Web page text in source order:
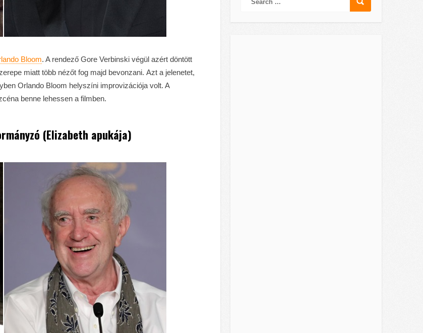
Bloom. A rendező Gore Verbinski végül azért döntött
miatt több nézőt fog majd bevonzani. Azt a jelenetet,
Orlando Bloom helyszíni improvizációja volt. A
benne lehessen a filmben.
(Elizabeth apukája)